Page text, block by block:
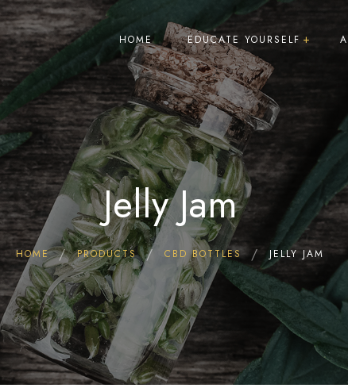
HOME EDUCATE YOURSELF
What is ganja?
Patterns of Ganja use in Jamaica
The law and Cannabis
Cannabis Regulation
Decriminalization vs Legalization
Medical Treatment
Jelly Jam
HOME PRODUCTS CBD BOTTLES JELLY JAM